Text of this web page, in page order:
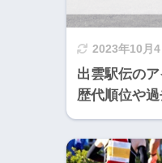
2023年10月4
出雲駅伝の
歴代順位や